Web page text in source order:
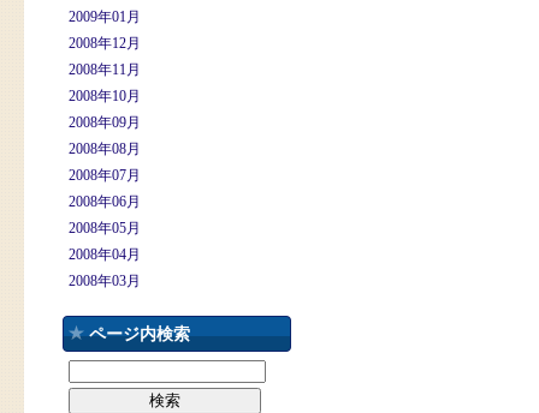
2009年01月
2008年12月
2008年11月
2008年10月
2008年09月
2008年08月
2008年07月
2008年06月
2008年05月
2008年04月
2008年03月
ページ内検索